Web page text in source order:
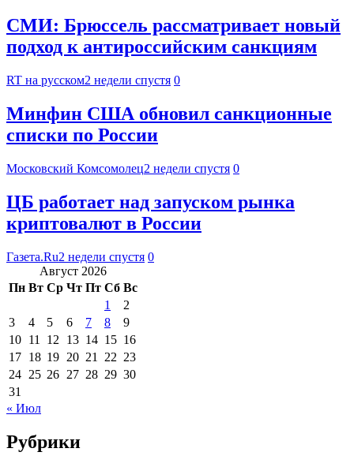
СМИ: Брюссель рассматривает новый
подход к антироссийским санкциям
RT на русском2 недели спустя 0
Минфин США обновил санкционные
списки по России
Московский Комсомолец2 недели спустя 0
ЦБ работает над запуском рынка
криптовалют в России
Газета.Ru2 недели спустя 0
Август 2026
Пн Вт Ср Чт Пт Сб Вс
1
2
3
4 5 6 7 8
9
10 11 12 13 14 15 16
17 18 19 20 21 22 23
24 25 26 27 28 29 30
31
« Июл
Рубрики